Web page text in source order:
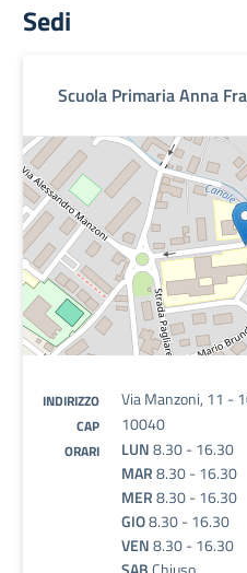
Sedi
Scuola Primaria Anna
INDIRIZZO Via Manzoni, 11 -
CAP 10040
ORARI LUN8.30 - 16.30
MAR8.30 - 16.30
MER8.30 - 16.30
GIO8.30 - 16.30
VEN8.30 - 16.30